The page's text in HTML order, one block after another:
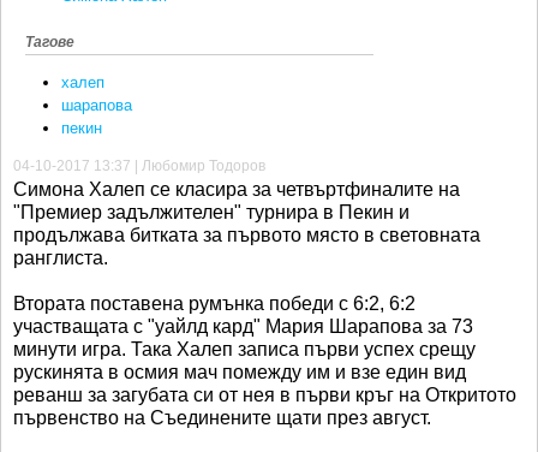
Тагове
халеп
шарапова
пекин
04-10-2017 13:37 | Любомир Тодоров
Симона Халеп се класира за четвъртфиналите на
"Премиер задължителен" турнира в Пекин и
продължава битката за първото място в световната
ранглиста.
Втората поставена румънка победи с 6:2, 6:2
участващата с "уайлд кард" Мария Шарапова за 73
минути игра. Така Халеп записа първи успех срещу
рускинята в осмия мач помежду им и взе един вид
реванш за загубата си от нея в първи кръг на Откритото
първенство на Съединените щати през август.